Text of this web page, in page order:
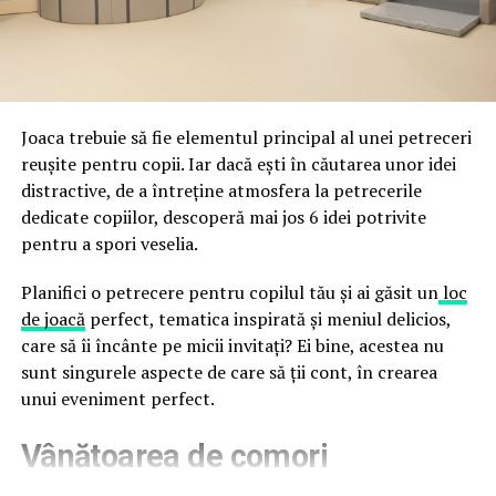
împreună, nu în tensiune una cu cealaltă, pe toată
durata de viață a amenajării, indiferent de câte sezoane
Directoratul Național de Securitate Cibernetică (DNSC)
false până la tentative de furt al datelor personale și
financiare. Instituția recomandă verificarea atentă a
sursei mesajelor și raportarea incidentelor la numărul
unic 1911.
Campaniile identificate în ultimele săptămâni folosesc
false de streaming, coduri QR malițioase și mesaje care
promit bilete, rambursări, premii sau acces gratuit la
meciuri. FBI a emis în luna mai un avertisment privind
site-urile care clonează platforma oficială prin
modificări minore ale denumirii domeniului, precum
a colecta date personale și bancare.
Joaca trebuie să fie elementul principal al unei petreceri
reușite pentru copii. Iar dacă ești în căutarea unor idei
distractive, de a întreține atmosfera la petrecerile
dedicate copiilor, descoperă mai jos 6 idei potrivite
pentru a spori veselia.
Planifici o petrecere pentru copilul tău și ai găsit unloc
de joacăperfect, tematica inspirată și meniul delicios,
care să îi încânte pe micii invitați? Ei bine, acestea nu
sunt singurele aspecte de care să ții cont, în crearea
unui eveniment perfect.
Vânătoarea de comori